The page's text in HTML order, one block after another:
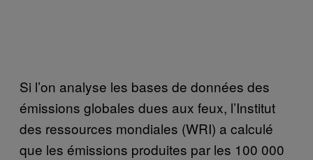
Si l’on analyse les bases de données des
émissions globales dues aux feux, l’Institut
des ressources mondiales (WRI) a calculé
que les émissions produites par les 100 000